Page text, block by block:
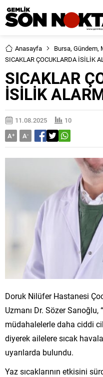
Anasayfa Bursa, Gündem,
SICAKLAR ÇOCUKLARDA İSİLİK
SICAKLAR
İSİLİK
11.08.2025
10
A+ A-
Doruk Nilüfer Hastanesi
Uzmanı Dr. Sözer
müdahalelerle daha ciddi
diyerek ailelere sıcak
uyarılarda bulundu.
Yaz sıcaklarının etkisini